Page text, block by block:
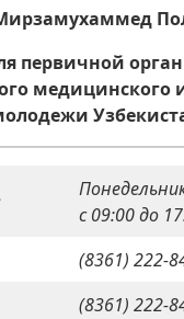
первичной
медицинского
с 09:00 до
(8361) 222-
(8361) 222-